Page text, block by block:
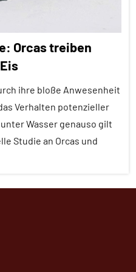
Orcas treiben
ihre bloße Anwesenheit
Verhalten potenzieller
Wasser genauso gilt
Studie an Orcas und